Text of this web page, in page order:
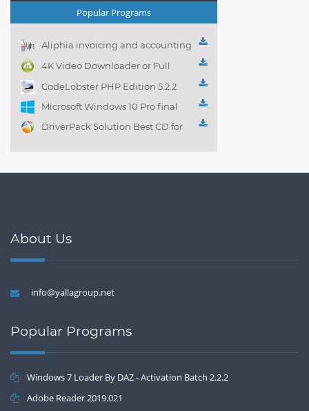
Popular Programs
Aliphia invoicing and accounting
management 1.0.1
4K Video Downloader or Full
Playlist! 3.4.5.1525
CodeLobster PHP Edition 5.2.2
Microsoft Windows 10 Pro final
DriverPack Solution Best CD for
About Us
info@yallagroup.net
Popular Programs
Windows 7 Loader By DAZ - Activation Batch 2.2.2
Adobe Reader 2019.021